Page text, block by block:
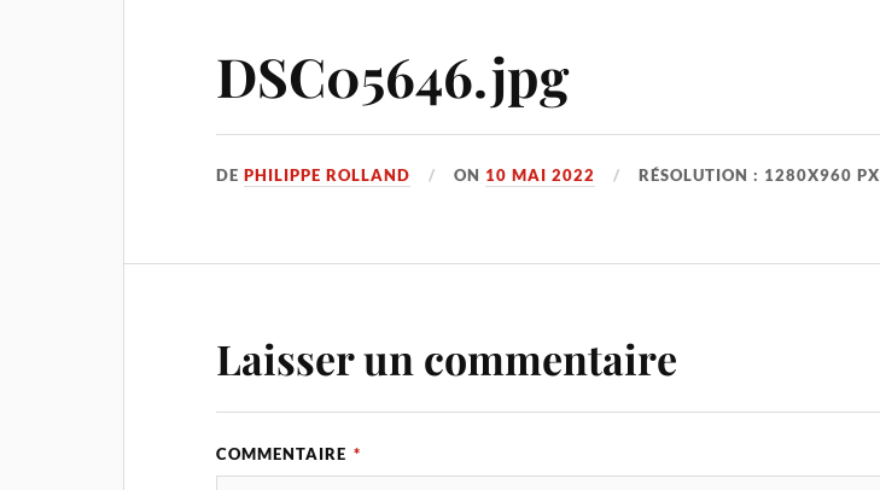
DSC05646.jpg
DEPHILIPPE ROLLAND ON 10 MAI 2022 RÉSOLUTION : 1280X960 PX
Laisser un commentaire
COMMENTAIRE *